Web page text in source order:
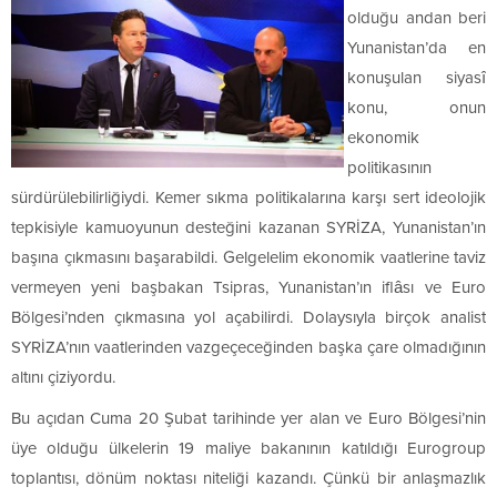
olduğu andan beri
Yunanistan’da en
konuşulan siyasî
konu, onun
ekonomik
politikasının
sürdürülebilirliğiydi. Kemer sıkma politikalarına karşı sert ideolojik
tepkisiyle kamuoyunun desteğini kazanan SYRİZA, Yunanistan’ın
başına çıkmasını başarabildi. Gelgelelim ekonomik vaatlerine taviz
vermeyen yeni başbakan Tsipras, Yunanistan’ın iflâsı ve Euro
Bölgesi’nden çıkmasına yol açabilirdi. Dolaysıyla birçok analist
SYRİZA’nın vaatlerinden vazgeçeceğinden başka çare olmadığının
altını çiziyordu.
Bu açıdan Cuma 20 Şubat tarihinde yer alan ve Euro Bölgesi’nin
üye olduğu ülkelerin 19 maliye bakanının katıldığı Eurogroup
toplantısı, dönüm noktası niteliği kazandı. Çünkü bir anlaşmazlık